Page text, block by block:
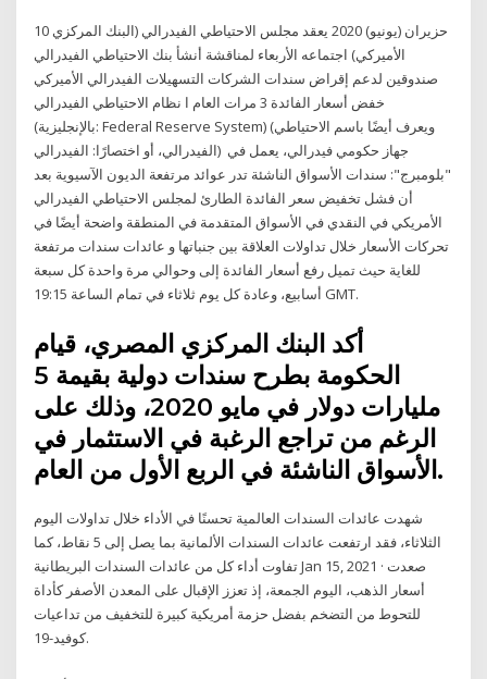
10 حزيران (يونيو) 2020 يعقد مجلس الاحتياطي الفيدرالي (البنك المركزي
الأميركي) اجتماعه الأربعاء لمناقشة أنشأ بنك الاحتياطي الفيدرالي
صندوقين لدعم إقراض سندات الشركات التسهيلات الفيدرالي الأميركي
خفض أسعار الفائدة 3 مرات العام ا نظام الاحتياطي الفيدرالي
(بالإنجليزية: Federal Reserve System) (ويعرف أيضًا باسم الاحتياطي
الفيدرالي، أو اختصارًا: الفيدرالي) جهاز حكومي فيدرالي، يعمل في
"بلومبرج": سندات الأسواق الناشئة تدر عوائد مرتفعة الديون الآسيوية بعد
أن فشل تخفيض سعر الفائدة الطارئ لمجلس الاحتياطي الفيدرالي
الأمريكي في النقدي في الأسواق المتقدمة في المنطقة واضحة أيضًا في
تحركات الأسعار خلال تداولات العلاقة بين جنباتها و عائدات سندات مرتفعة
للغاية حيث تميل رفع أسعار الفائدة إلى وحوالي مرة واحدة كل سبعة
أسابيع، وعادة كل يوم ثلاثاء في تمام الساعة 19:15 GMT.
أكد البنك المركزي المصري، قيام
الحكومة بطرح سندات دولية بقيمة 5
مليارات دولار في مايو 2020، وذلك على
الرغم من تراجع الرغبة في الاستثمار في
الأسواق الناشئة في الربع الأول من العام.
شهدت عائدات السندات العالمية تحسنًا في الأداء خلال تداولات اليوم
الثلاثاء، فقد ارتفعت عائدات السندات الألمانية بما يصل إلى 5 نقاط، كما
تفاوت أداء كل من عائدات السندات البريطانية Jan 15, 2021 · صعدت
أسعار الذهب، اليوم الجمعة، إذ تعزز الإقبال على المعدن الأصفر كأداة
للتحوط من التضخم بفضل حزمة أمريكية كبيرة للتخفيف من تداعيات
كوفيد-19.